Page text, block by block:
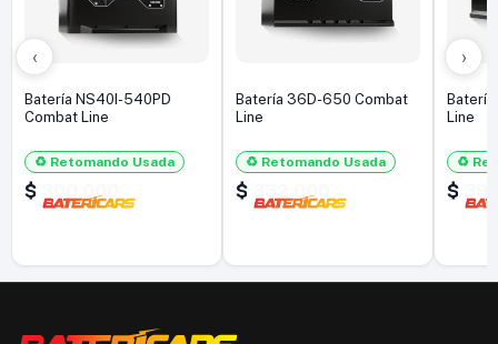
‹
Batería NS40I-540PD
Combat Line
♻️ Retomando Usada
$ 300.000
Batería 36D-650 Combat
Line
♻️ Retomando Usada
$ 332.000
Line
♻️
$
›